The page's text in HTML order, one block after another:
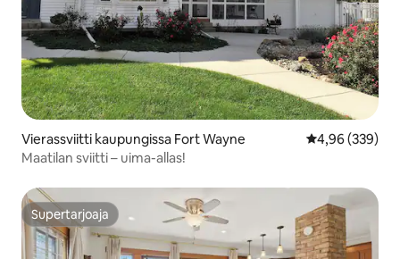
Vierassviitti kaupungissa Fort Wayne
4,96 (339)
Maatilan sviitti – uima-allas!
Supertarjoaja
Supertarjoaja